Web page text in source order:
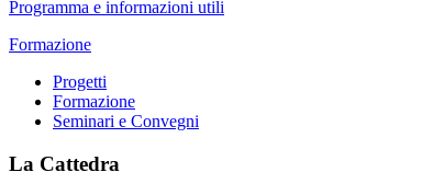
Programma e informazioni utili
Formazione
Progetti
Formazione
Seminari e Convegni
La Cattedra